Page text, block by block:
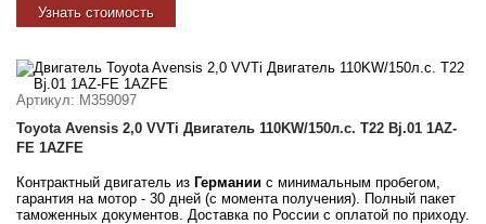
Узнать стоимость
Артикул: M359097
Toyota Avensis 2,0 VVTi Двигатель 110KW/150л.с. T22 Bj.01 1AZ-
FE 1AZFE
Контрактный двигатель из Германии с минимальным пробегом,
гарантия на мотор - 30 дней (с момента получения). Полный пакет
таможенных документов. Доставка по России с оплатой по приходу.